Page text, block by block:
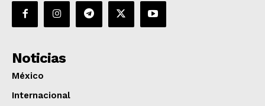
Noticias
México
Internacional